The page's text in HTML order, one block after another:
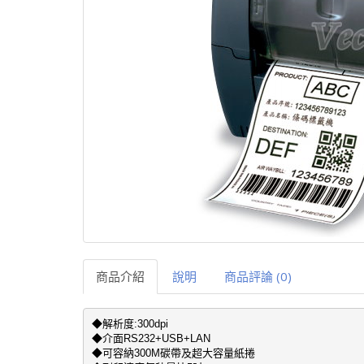
商品介紹 說明 商品評論 (0)
◆解析度:300dpi
◆介面RS232+USB+LAN
◆可容納300M碳帶及超大容量紙捲